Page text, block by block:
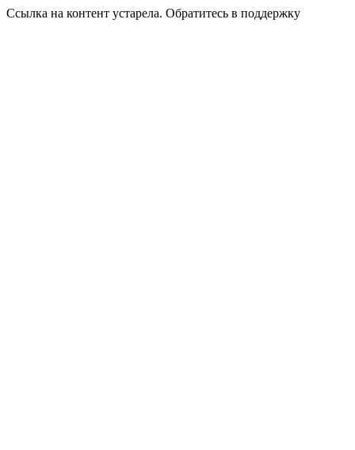
Ссылка на контент устарела. Обратитесь в поддержку